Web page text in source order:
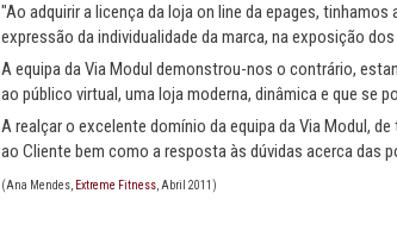
"Ao adquirir a licença da loja on line da epages,
expressão da individualidade da marca, na exposição
A equipa da Via Modul demonstrou-nos o contrário,
ao público virtual, uma loja moderna, dinâmica e que se
A realçar o excelente domínio da equipa da Via Modul,
ao Cliente bem como a resposta às dúvidas acerca das
(Ana Mendes, Extreme Fitness , Abril 2011)